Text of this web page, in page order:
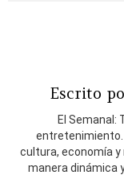
Escrito
El
cultura, economía
manera dinámica